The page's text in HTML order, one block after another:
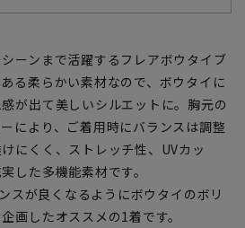
ーンまで活躍するフレアボウタイブ
る柔らかい素材なので、ボウタイに
が出て美しいシルエットに。胸元の
により、ご着用時にバランスは調整
にくく、ストレッチ性、UVカッ
した多機能素材です。
スが良くなるようにボウタイのボリ
画したオススメの1着です。